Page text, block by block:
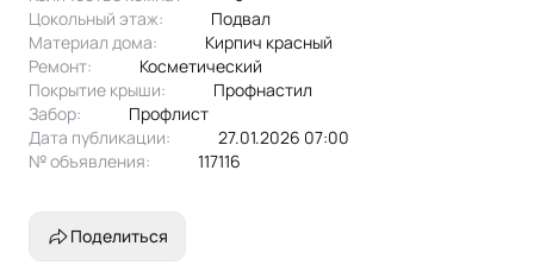
Цокольный этаж:
Подвал
Материал дома:
кирпич красный
Ремонт:
Косметический
Покрытие крыши:
профнастил
Забор:
профлист
Дата публикации:
27.01.2026 07:00
№ объявления:
117116
Поделиться